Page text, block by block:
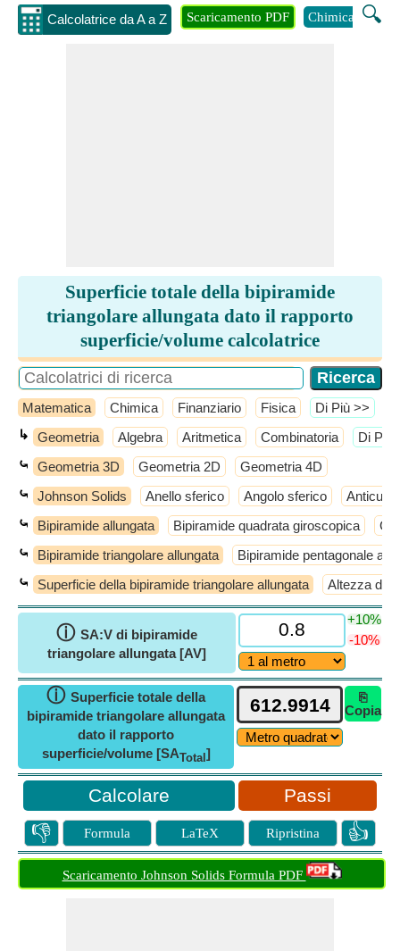
Calcolatrice da A a Z 🔍
Scaricamento PDF Chimica
Superficie totale della bipiramide
triangolare allungata dato il rapporto
superficie/volume calcolatrice
Matematica Chimica Finanziario Fisica ​Di Più >>
↳ Geometria Algebra Aritmetica Combinatoria ​Di Più
⤿ Geometria 3D Geometria 2D Geometria 4D
⤿ Johnson Solids Anello sferico Angolo sferico Anticube
⤿ Bipiramide allungata Bipiramide quadrata giroscopica
⤿ Bipiramide triangolare allungata Bipiramide pentagonale
⤿ Superficie della bipiramide triangolare allungata Altezza
ⓘ SA:V di bipiramide
triangolare allungata [AV]
+10%
-10%
ⓘ Superficie totale della
bipiramide triangolare allungata
dato il rapporto
superficie/volume [SATotal ]
⎘
Copia
Passi
👎 Formula LaTeX Ripristina 👍
Scaricamento Johnson Solids Formula PDF